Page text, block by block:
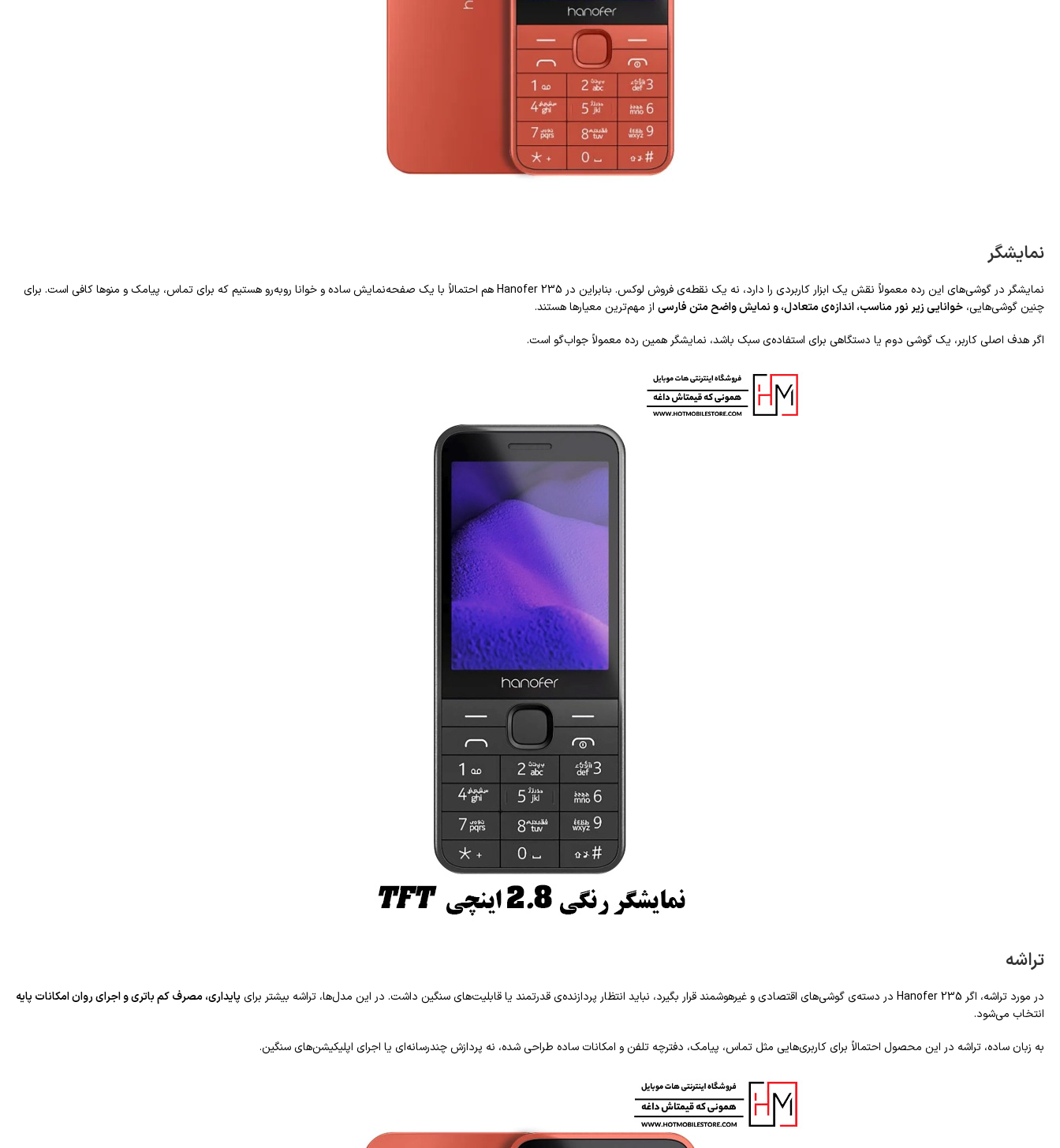
نمایشگر
نمایشگر در گوشی‌های این رده معمولاً نقش یک ابزار کاربردی را دارد، نه یک نقطه‌ی فروش لوکس. بنابراین در Hanofer 235 هم احتمالاً با یک صفحه‌نمایش ساده و خوانا روبه‌رو هستیم که برای تماس، پیامک و منوها کافی است. برای
چنین گوشی‌هایی، خوانایی زیر نور مناسب، اندازه‌ی متعادل، و نمایش واضح متن فارسی از مهم‌ترین معیارها هستند.
اگر هدف اصلی کاربر، یک گوشی دوم یا دستگاهی برای استفاده‌ی سبک باشد، نمایشگر همین رده معمولاً جواب‌گو است.
تراشه
در مورد تراشه، اگر Hanofer 235 در دسته‌ی گوشی‌های اقتصادی و غیرهوشمند قرار بگیرد، نباید انتظار پردازنده‌ی قدرتمند یا قابلیت‌های سنگین داشت. در این مدل‌ها، تراشه بیشتر برای
پایداری، مصرف کم باتری و اجرای روان امکانات پایه
انتخاب می‌شود.
به زبان ساده، تراشه در این محصول احتمالاً برای کاربری‌هایی مثل تماس، پیامک، دفترچه تلفن و امکانات ساده طراحی شده، نه پردازش چندرسانه‌ای یا اجرای اپلیکیشن‌های سنگین.